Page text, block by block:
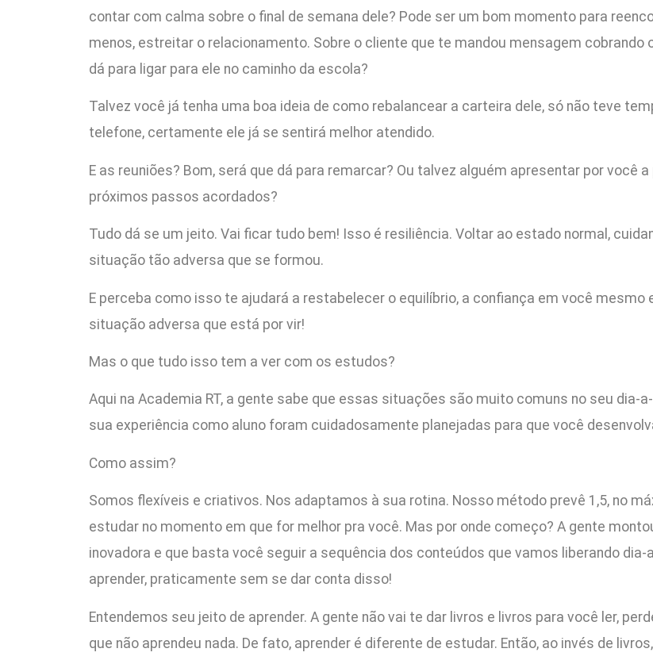
contar com calma sobre o final de semana dele? Pode ser um bom momento para
menos, estreitar o relacionamento. Sobre o cliente que te mandou mensagem
dá para ligar para ele no caminho da escola?
Talvez você já tenha uma boa ideia de como rebalancear a carteira dele, só não teve
telefone, certamente ele já se sentirá melhor atendido.
E as reuniões? Bom, será que dá para remarcar? Ou talvez alguém apresentar por você
próximos passos acordados?
Tudo dá se um jeito. Vai ficar tudo bem! Isso é resiliência. Voltar ao estado normal,
situação tão adversa que se formou.
E perceba como isso te ajudará a restabelecer o equilíbrio, a confiança em você
situação adversa que está por vir!
Mas o que tudo isso tem a ver com os estudos?
Aqui na Academia RT, a gente sabe que essas situações são muito comuns no seu dia-
sua experiência como aluno foram cuidadosamente planejadas para que você
Como assim?
Somos flexíveis e criativos. Nos adaptamos à sua rotina. Nosso método prevê 1,5, no
estudar no momento em que for melhor pra você. Mas por onde começo? A gente
inovadora e que basta você seguir a sequência dos conteúdos que vamos liberando dia-
aprender, praticamente sem se dar conta disso!
Entendemos seu jeito de aprender. A gente não vai te dar livros e livros para você ler,
que não aprendeu nada. De fato, aprender é diferente de estudar. Então, ao invés de